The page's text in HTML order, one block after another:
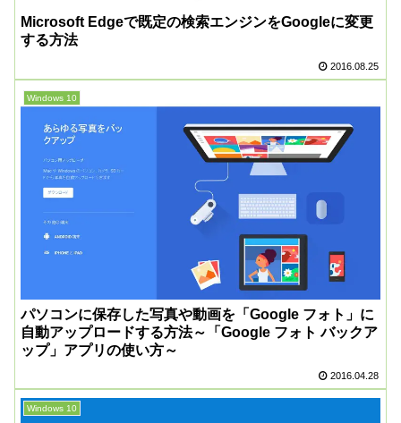
Microsoft Edgeで既定の検索エンジンをGoogleに変更
する方法
2016.08.25
Windows 10
パソコンに保存した写真や動画を「Google フォト」に
自動アップロードする方法～「Google フォト バックア
ップ」アプリの使い方～
2016.04.28
Windows 10